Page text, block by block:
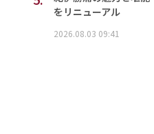
をリニューアル
2026.08.03 09:41